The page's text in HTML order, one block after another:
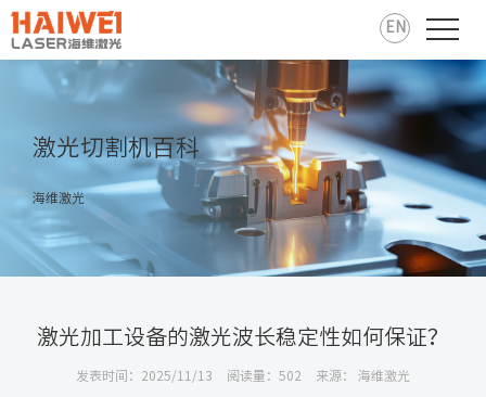
EN
激光切割机百科
海维激光
激光加工设备的激光波长稳定性如何保证？
发表时间：2025/11/13 阅读量：502 来源： 海维激光